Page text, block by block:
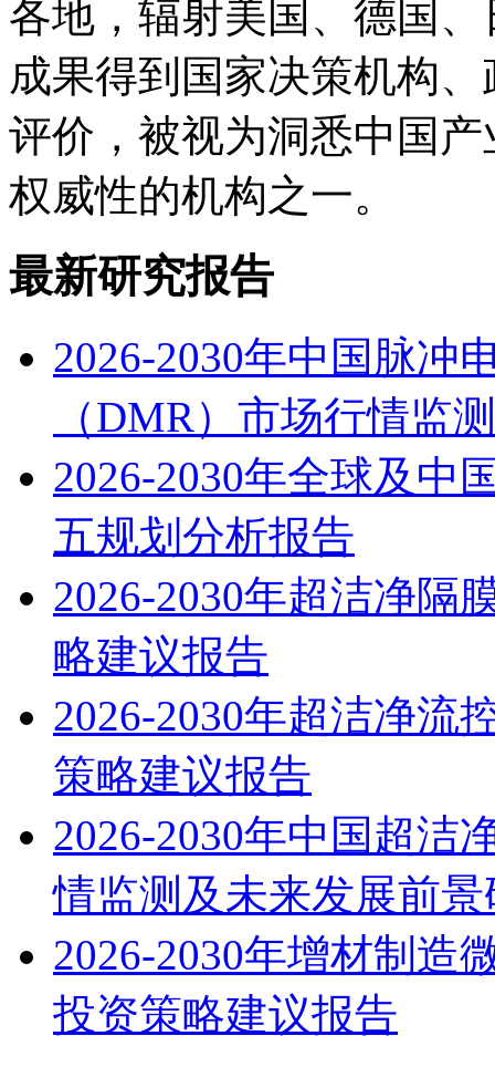
各地，辐射美国、德国
成果得到国家决策机构
评价，被视为洞悉中国
权威性的机构之一。
最新研究报告
2026-2030年中国脉冲
（DMR）市场行情监
2026-2030年全球及中
五规划分析报告
2026-2030年超洁净隔
略建议报告
2026-2030年超洁净流
策略建议报告
2026-2030年中国超洁
情监测及未来发展前
2026-2030年增材制造
投资策略建议报告